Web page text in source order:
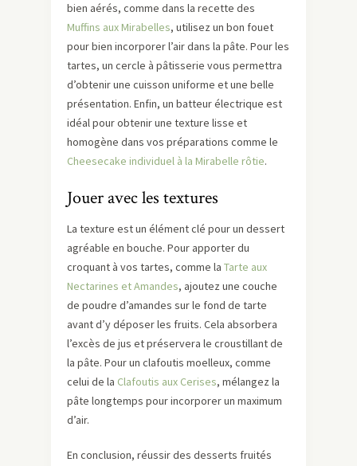
bien aérés, comme dans la recette des
Muffins aux Mirabelles, utilisez un bon fouet
pour bien incorporer l’air dans la pâte. Pour les
tartes, un cercle à pâtisserie vous permettra
d’obtenir une cuisson uniforme et une belle
présentation. Enfin, un batteur électrique est
idéal pour obtenir une texture lisse et
homogène dans vos préparations comme le
Cheesecake individuel à la Mirabelle rôtie.
Jouer avec les textures
La texture est un élément clé pour un dessert
agréable en bouche. Pour apporter du
croquant à vos tartes, comme la Tarte aux
Nectarines et Amandes, ajoutez une couche
de poudre d’amandes sur le fond de tarte
avant d’y déposer les fruits. Cela absorbera
l’excès de jus et préservera le croustillant de
la pâte. Pour un clafoutis moelleux, comme
celui de la Clafoutis aux Cerises, mélangez la
pâte longtemps pour incorporer un maximum
d’air.
En conclusion, réussir des desserts fruités